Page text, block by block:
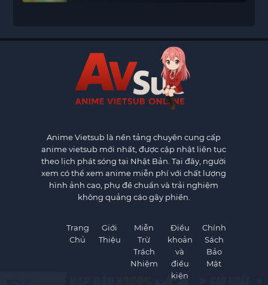
Anime Vietsub là nền tảng chuyên cung cấp
anime vietsub mới nhất, được cập nhật liên tục
theo lịch phát sóng tại Nhật Bản. Tại đây, người
xem có thể xem anime miễn phí với chất lượng
hình ảnh cao, phụ đề chuẩn và trải nghiệm
không quảng cáo gây phiền.
Trang
Chủ
Giới
Thiệu
Miễn
Trừ
Trách
Nhiệm
Điều
khoản
và
điều
kiện
Chính
Sách
Bảo
Mật